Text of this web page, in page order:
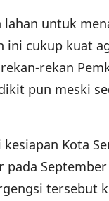
untuk
ini cukup kuat
rekan
pun meski
Kota
pada
tersebut